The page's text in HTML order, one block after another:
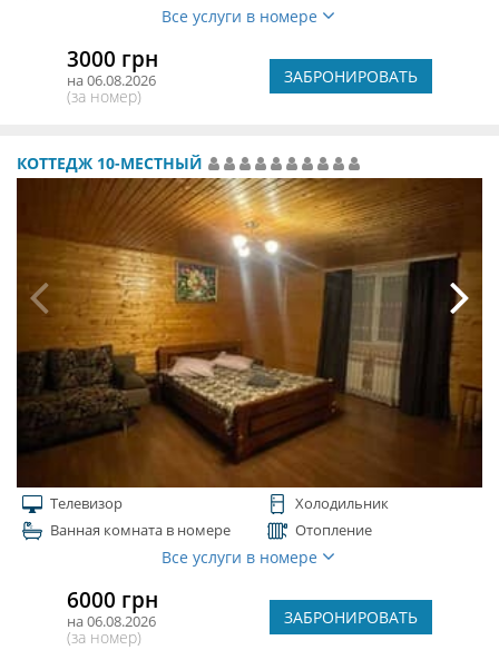
Все услуги в номере
3000 грн
на 06.08.2026
(за номер)
ЗАБРОНИРОВАТЬ
КОТТЕДЖ 10-МЕСТНЫЙ
Телевизор
Холодильник
Ванная комната в номере
Отопление
Все услуги в номере
6000 грн
на 06.08.2026
(за номер)
ЗАБРОНИРОВАТЬ